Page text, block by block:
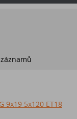
záznamů